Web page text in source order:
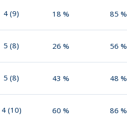
4 (9) 18 % 85 %
5 (8) 26 % 56 %
5 (8) 43 % 48 %
4 (10) 60 % 86 %